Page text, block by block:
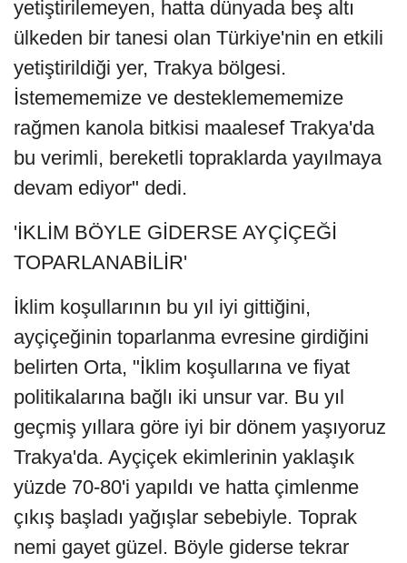
yetiştirilemeyen, hatta dünyada beş altı
ülkeden bir tanesi olan Türkiye'nin en etkili
yetiştirildiği yer, Trakya bölgesi.
İstemememize ve desteklemememize
rağmen kanola bitkisi maalesef Trakya'da
bu verimli, bereketli topraklarda yayılmaya
devam ediyor" dedi.
'İKLİM BÖYLE GİDERSE AYÇİÇEĞİ
TOPARLANABİLİR'
İklim koşullarının bu yıl iyi gittiğini,
ayçiçeğinin toparlanma evresine girdiğini
belirten Orta, "İklim koşullarına ve fiyat
politikalarına bağlı iki unsur var. Bu yıl
geçmiş yıllara göre iyi bir dönem yaşıyoruz
Trakya'da. Ayçiçek ekimlerinin yaklaşık
yüzde 70-80'i yapıldı ve hatta çimlenme
çıkış başladı yağışlar sebebiyle. Toprak
nemi gayet güzel. Böyle giderse tekrar